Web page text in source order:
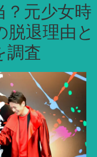
？元少女時
脱退理由と
調査